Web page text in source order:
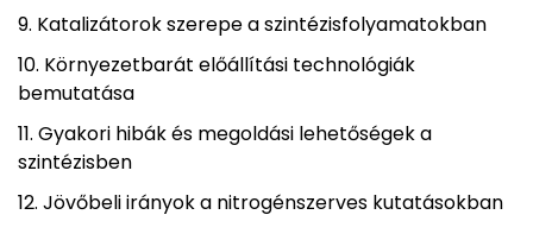
Katalizátorok szerepe a szintézisfolyamatokban
Környezetbarát előállítási technológiák
bemutatása
Gyakori hibák és megoldási lehetőségek a
szintézisben
Jövőbeli irányok a nitrogénszerves kutatásokban